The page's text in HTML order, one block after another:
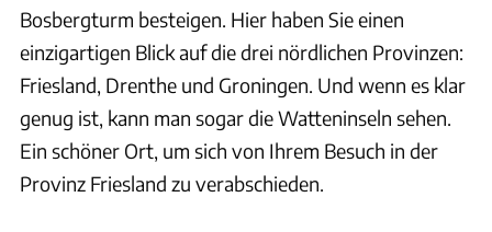
Bosbergturm besteigen. Hier haben Sie einen
einzigartigen Blick auf die drei nördlichen Provinzen:
Friesland, Drenthe und Groningen. Und wenn es klar
genug ist, kann man sogar die Watteninseln sehen.
Ein schöner Ort, um sich von Ihrem Besuch in der
Provinz Friesland zu verabschieden.